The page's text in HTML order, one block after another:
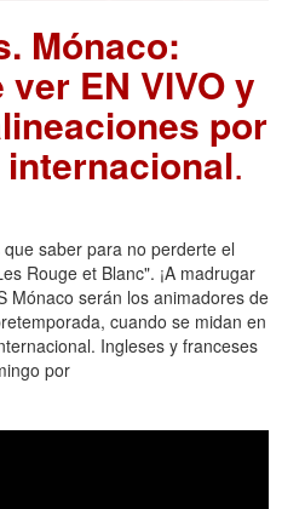
Mónaco:
EN VIVO y
por
.
saber para no perderte el
Rouge et Blanc". ¡A madrugar
Mónaco serán los animadores de
cuando se midan en
Ingleses y franceses
por